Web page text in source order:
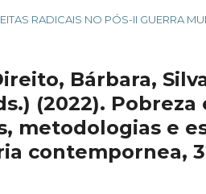
RADICAIS NO PÓS-II GUERRA
Bárbara,
(2022). Pobreza
metodologias e
contempornea,